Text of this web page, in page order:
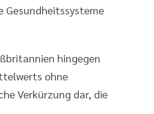
Gesundheitssysteme
hingegen
ohne
Verkürzung dar, die